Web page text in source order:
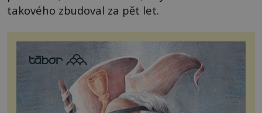
takového zbudoval za pět let.